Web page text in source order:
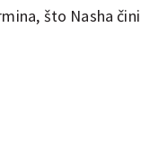
što Nasha čini